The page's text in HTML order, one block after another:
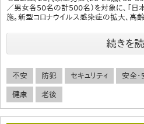
／男女各50名の計500名）を対象に、「
施。新型コロナウイルス感染症の拡大、高
続きを
不安 防犯 セキュリティ 安全・
健康 老後